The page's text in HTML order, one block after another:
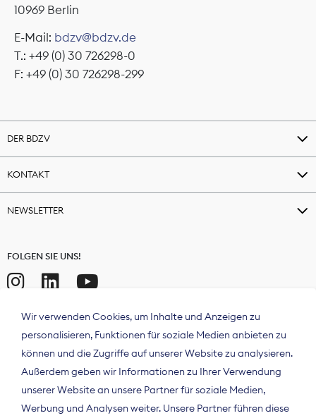
10969 Berlin
E-Mail: bdzv@bdzv.de
T.: +49 (0) 30 726298-0
F: +49 (0) 30 726298-299
DER BDZV
KONTAKT
NEWSLETTER
FOLGEN SIE UNS!
Wir verwenden Cookies, um Inhalte und Anzeigen zu
personalisieren, Funktionen für soziale Medien anbieten zu
können und die Zugriffe auf unserer Website zu analysieren.
Außerdem geben wir Informationen zu Ihrer Verwendung
unserer Website an unsere Partner für soziale Medien,
Werbung und Analysen weiter. Unsere Partner führen diese